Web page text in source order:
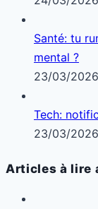
Santé: tu
mental ?
23/03/2026
Tech:
23/03/2026
Articles à lire